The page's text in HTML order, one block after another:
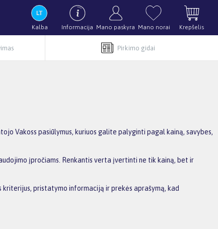
Kalba Informacija Mano paskyra Mano norai Krepšelis
Pirkimo gidai
Vakoss pasiūlymus, kuriuos galite palyginti pagal kainą, savybes,
įpročiams. Renkantis verta įvertinti ne tik kainą, bet ir
pristatymo informaciją ir prekės aprašymą, kad